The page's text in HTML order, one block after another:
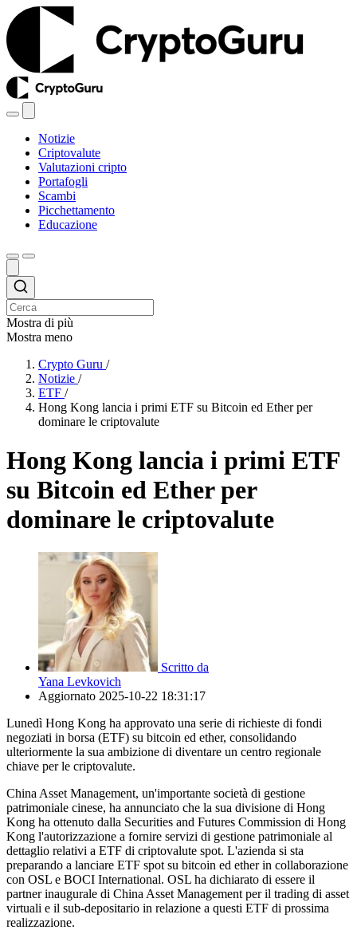
Notizie
Criptovalute
Valutazioni cripto
Portafogli
Scambi
Picchettamento
Educazione
Mostra di più
Mostra meno
Crypto Guru /
Notizie /
ETF /
Hong Kong lancia i primi ETF su Bitcoin ed Ether per
dominare le criptovalute
Hong Kong lancia i primi ETF
su Bitcoin ed Ether per
dominare le criptovalute
Scritto da
Yana Levkovich
Aggiornato 2025-10-22 18:31:17
Lunedì Hong Kong ha approvato una serie di richieste di fondi
negoziati in borsa (ETF) su bitcoin ed ether, consolidando
ulteriormente la sua ambizione di diventare un centro regionale
chiave per le criptovalute.
China Asset Management, un'importante società di gestione
patrimoniale cinese, ha annunciato che la sua divisione di Hong
Kong ha ottenuto dalla Securities and Futures Commission di Hong
Kong l'autorizzazione a fornire servizi di gestione patrimoniale al
dettaglio relativi a ETF di criptovalute spot. L'azienda si sta
preparando a lanciare ETF spot su bitcoin ed ether in collaborazione
con OSL e BOCI International. OSL ha dichiarato di essere il
partner inaugurale di China Asset Management per il trading di asset
virtuali e il sub-depositario in relazione a questi ETF di prossima
realizzazione.